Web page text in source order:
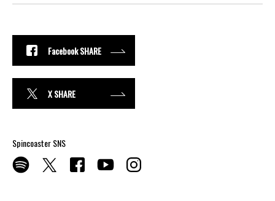
Facebook SHARE
X SHARE
Spincoaster SNS